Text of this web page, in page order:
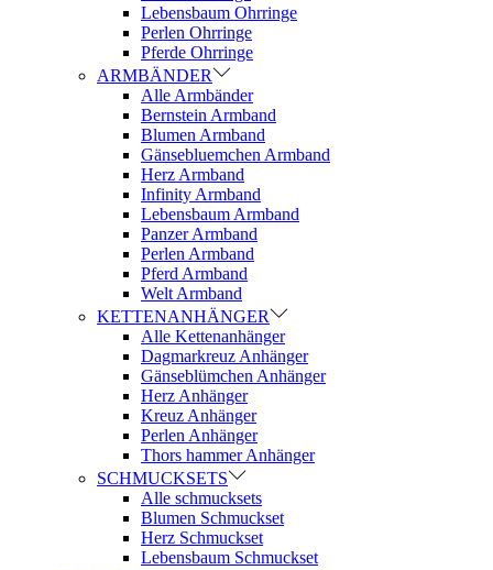
Lebensbaum Ohrringe
Perlen Ohrringe
Pferde Ohrringe
ARMBÄNDER
Alle Armbänder
Bernstein Armband
Blumen Armband
Gänsebluemchen Armband
Herz Armband
Infinity Armband
Lebensbaum Armband
Panzer Armband
Perlen Armband
Pferd Armband
Welt Armband
KETTENANHÄNGER
Alle Kettenanhänger
Dagmarkreuz Anhänger
Gänseblümchen Anhänger
Herz Anhänger
Kreuz Anhänger
Perlen Anhänger
Thors hammer Anhänger
SCHMUCKSETS
Alle schmucksets
Blumen Schmuckset
Herz Schmuckset
Lebensbaum Schmuckset